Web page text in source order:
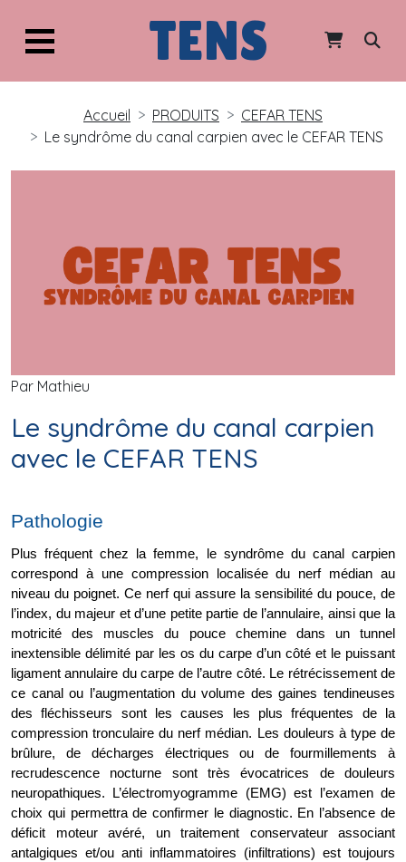
TENS
Accueil PRODUITS
CEFAR TENS
Le syndrôme du canal carpien avec le CEFAR TENS
Par Mathieu
Le syndrôme du canal carpien
avec le CEFAR TENS
Pathologie
Plus fréquent chez la femme, le syndrôme du canal carpien
correspond à une compression localisée du nerf médian au
niveau du poignet. Ce nerf qui assure la sensibilité du pouce, de
l’index, du majeur et d’une petite partie de l’annulaire, ainsi que la
motricité des muscles du pouce chemine dans un tunnel
inextensible délimité par les os du carpe d’un côté et le puissant
ligament annulaire du carpe de l’autre côté. Le rétrécissement de
ce canal ou l’augmentation du volume des gaines tendineuses
des fléchisseurs sont les causes les plus fréquentes de la
compression tronculaire du nerf médian. Les douleurs à type de
brûlure, de décharges électriques ou de fourmillements à
recrudescence nocturne sont très évocatrices de douleurs
neuropathiques. L’électromyogramme (EMG) est l’examen de
choix qui permettra de confirmer le diagnostic. En l’absence de
déficit moteur avéré, un traitement conservateur associant
antalgiques et/ou anti inflammatoires (infiltrations) est toujours